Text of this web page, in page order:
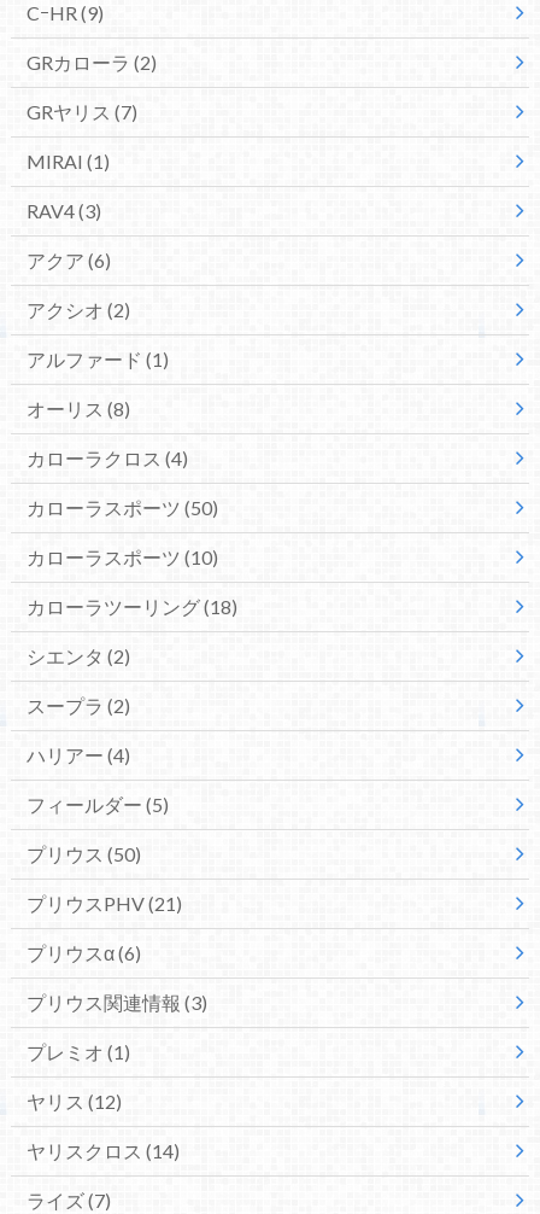
CｰHR (9)
GRカローラ (2)
GRヤリス (7)
MIRAI (1)
RAV4(3)
アクア (6)
アクシオ (2)
アルファード (1)
オーリス (8)
カローラクロス (4)
カローラスポーツ (50)
カローラスポーツ (10)
カローラツーリング(18)
シエンタ (2)
スープラ (2)
ハリアー (4)
フィールダー (5)
プリウス (50)
プリウスPHV(21)
プリウスα(6)
プリウス関連情報 (3)
プレミオ (1)
ヤリス (12)
ヤリスクロス (14)
ライズ(7)